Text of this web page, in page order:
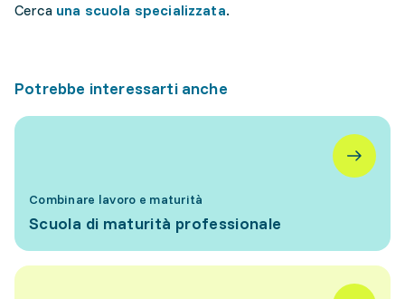
Cerca una scuola specializzata.
Potrebbe interessarti anche
Combinare lavoro e maturità
Scuola di maturità professionale